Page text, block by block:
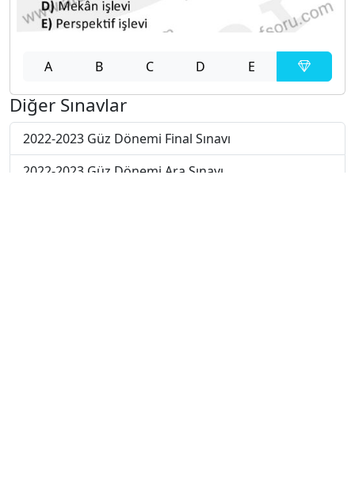
A B C D E
Diğer Sınavlar
2022-2023 Güz Dönemi Final Sınavı
2022-2023 Güz Dönemi Ara Sınavı